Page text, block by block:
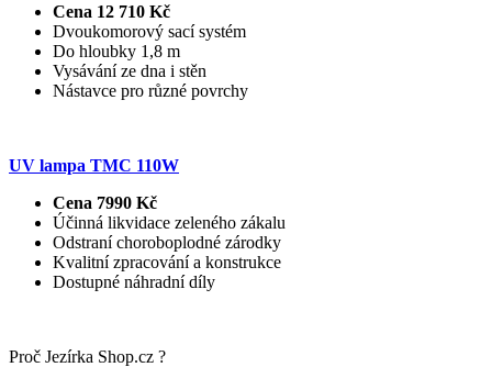
Cena 12 710 Kč
Dvoukomorový sací systém
Do hloubky 1,8 m
Vysávání ze dna i stěn
Nástavce pro různé povrchy
UV lampa TMC 110W
Cena 7990 Kč
Účinná likvidace zeleného zákalu
Odstraní choroboplodné zárodky
Kvalitní zpracování a konstrukce
Dostupné náhradní díly
Proč Jezírka Shop.cz ?